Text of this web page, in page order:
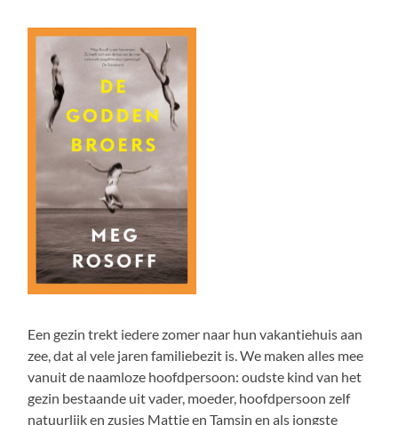
Een gezin trekt iedere zomer naar hun vakantiehuis aan
zee, dat al vele jaren familiebezit is. We maken alles mee
vanuit de naamloze hoofdpersoon: oudste kind van het
gezin bestaande uit vader, moeder, hoofdpersoon zelf
natuurlijk en zusjes Mattie en Tamsin en als jongste